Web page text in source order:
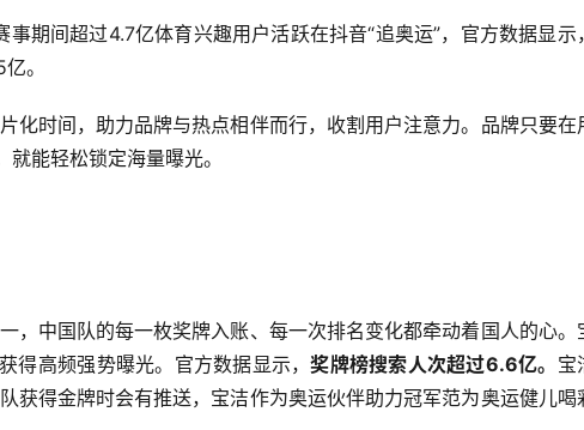
期间超过4.7亿体育兴趣用户活跃在抖音“追奥运”，官方数据显示
。
化时间，助力品牌与热点相伴而行，收割用户注意力。品牌只要在
能轻松锁定海量曝光。
，中国队的每一枚奖牌入账、每一次排名变化都牵动着国人的心。
得高频强势曝光。官方数据显示，奖牌榜搜索人次超过6.6亿。 宝
获得金牌时会有推送，宝洁作为奥运伙伴助力冠军范为奥运健儿喝